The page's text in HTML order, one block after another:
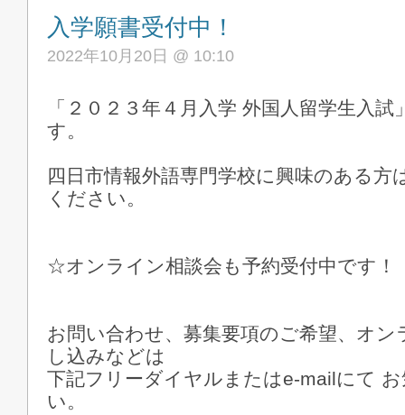
入学願書受付中！
2022年10月20日 @ 10:10
「２０２３年４月入学 外国人留学生入
す。
四日市情報外語専門学校に興味のある方
ください。
☆オンライン相談会も予約受付中です！
お問い合わせ、募集要項のご希望、オン
し込みなどは
下記フリーダイヤルまたはe-mailにて
い。